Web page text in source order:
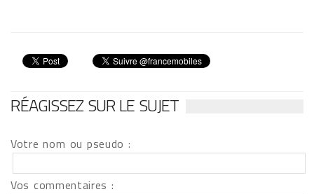
RÉAGISSEZ SUR LE SUJET
Votre nom ou pseudo :
Vos commentaires :